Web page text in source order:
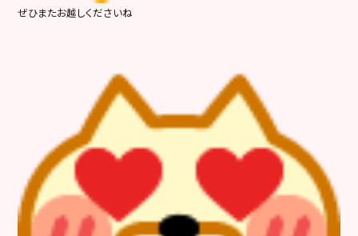
ぜひまたお越しくださいね